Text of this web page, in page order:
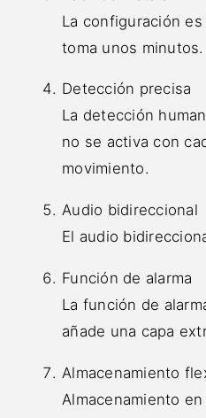
La configuración
toma unos minutos.
Detección precisa
La detección
no se activa con
movimiento.
Audio bidireccional
El audio
Función de alarma
La función de
añade una capa
Almacenamiento
Almacenamiento